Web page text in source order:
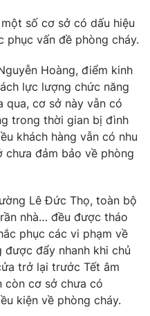
số cơ sở có dấu hiệu
phục vấn đề phòng cháy.
Hoàng, điểm kinh
lực lượng chức năng
qua, cơ sở này vẫn có
trong thời gian bị đình
khách hàng vẫn có nhu
đảm bảo về phòng
Lê Đức Thọ, toàn bộ
nhà… đều được tháo
phục các vi phạm về
được đẩy nhanh khi chủ
trở lại trước Tết âm
còn cơ sở chưa có
kiện về phòng cháy.